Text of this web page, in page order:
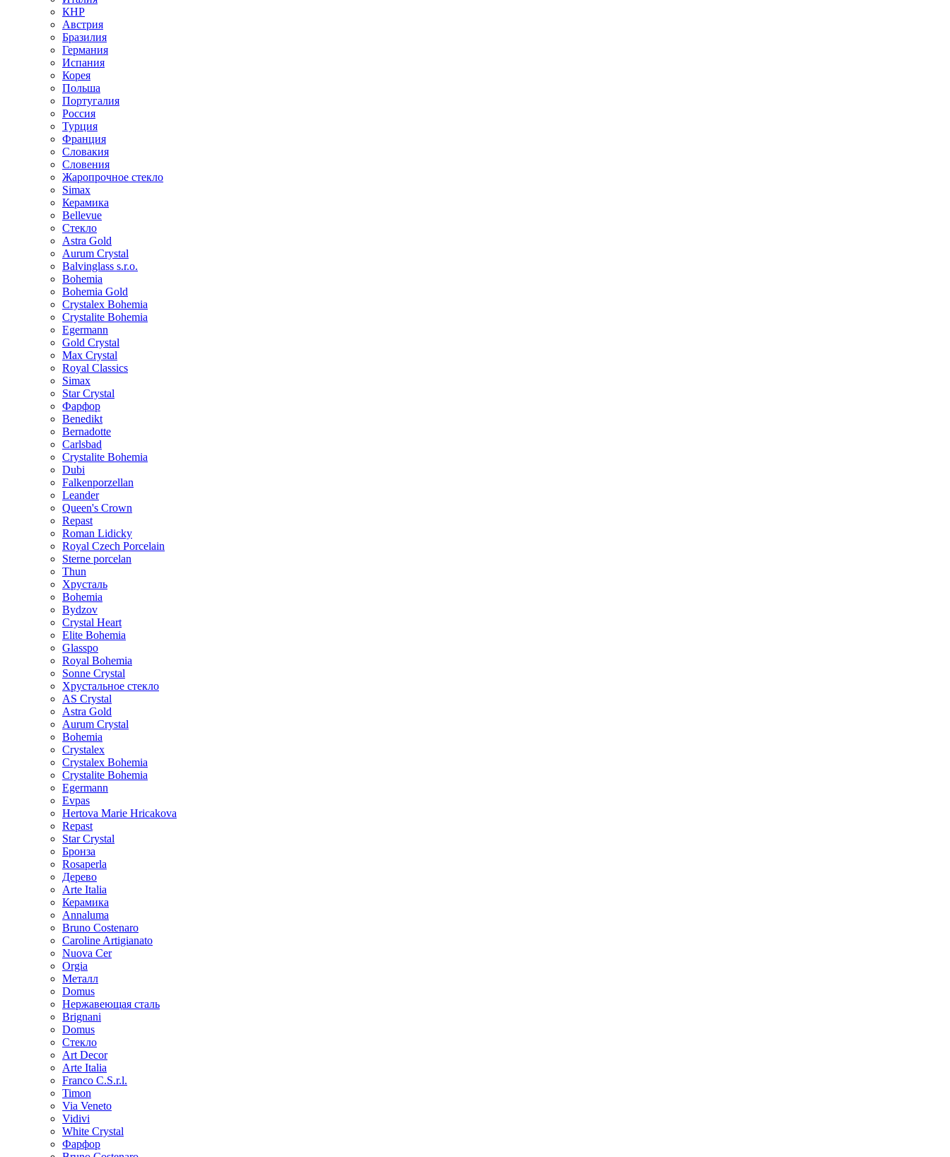
КНР
Австрия
Бразилия
Германия
Испания
Корея
Польша
Португалия
Россия
Турция
Франция
Словакия
Словения
Жаропрочное стекло
Simax
Керамика
Bellevue
Стекло
Astra Gold
Aurum Crystal
Balvinglass s.r.o.
Bohemia
Bohemia Gold
Crystalex Bohemia
Crystalite Bohemia
Egermann
Gold Crystal
Max Crystal
Royal Classics
Simax
Star Crystal
Фарфор
Benedikt
Bernadotte
Carlsbad
Crystalite Bohemia
Dubi
Falkenporzellan
Leander
Queen's Crown
Repast
Roman Lidicky
Royal Czech Porcelain
Sterne porcelan
Thun
Хрусталь
Bohemia
Bydzov
Crystal Heart
Elite Bohemia
Glasspo
Royal Bohemia
Sonne Crystal
Хрустальное стекло
AS Crystal
Astra Gold
Aurum Crystal
Bohemia
Crystalex
Crystalex Bohemia
Crystalite Bohemia
Egermann
Evpas
Hertova Marie Hricakova
Repast
Star Crystal
Бронза
Rosaperla
Дерево
Arte Italia
Керамика
Annaluma
Bruno Costenaro
Caroline Artigianato
Nuova Cer
Orgia
Металл
Domus
Нержавеющая сталь
Brignani
Domus
Стекло
Art Decor
Arte Italia
Franco C.S.r.l.
Timon
Via Veneto
Vidivi
White Crystal
Фарфор